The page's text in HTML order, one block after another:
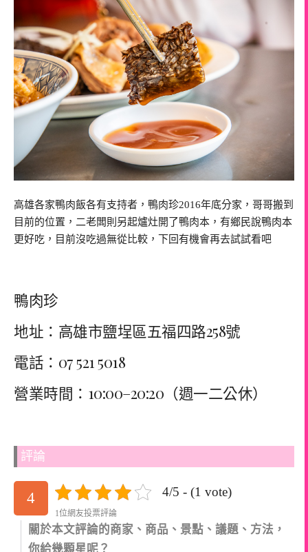
高雄各家鴨肉飯各有支持者，鴨肉珍2016年底分家，哥哥搬到
目前的位置，二老闆則另起爐灶開了鴨肉本，有鄉民說鴨肉本
更好吃，目前沒吃過無從比較，下回有機會再去試試看吧
鴨肉珍
地址：高雄市鹽埕區五福四路258號
電話：07 521 5018
營業時間：10:00–20:20（週一二公休）
評論
4 4/5 - (1 vote)
1位網友投票評論
關於本文評論的商家、商品、景點、議題、方法，
你給幾顆星呢？